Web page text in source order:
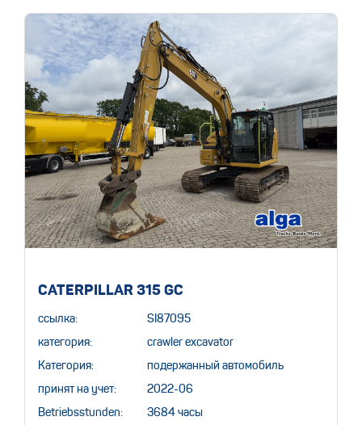
CATERPILLAR 315 GC
ссылка: SI87095
категория: crawler excavator
Категория: подержанный автомобиль
принят на учет: 2022-06
Betriebsstunden: 3684 часы